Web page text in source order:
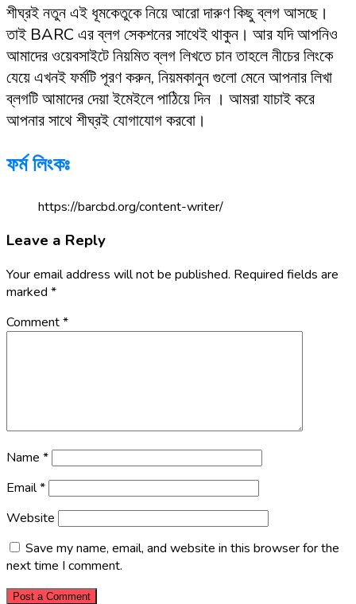
শীঘ্রই নতুন এই ধূমকেতুকে নিয়ে আরো দারুণ কিছু ব্লগ আসছে।
তাই BARC এর ব্লগ সেকশনের সাথেই থাকুন। আর যদি আপনিও
আমাদের ওয়েবসাইটে নিয়মিত ব্লগ লিখতে চান তাহলে নীচের লিংকে
যেয়ে এখনই ফর্মটি পূরণ করুন, নিয়মকানুন গুলো মেনে আপনার লিখা
ব্লগটি আমাদের দেয়া ইমেইলে পাঠিয়ে দিন । আমরা যাচাই করে
আপনার সাথে শীঘ্রই যোগাযোগ করবো।
ফর্ম লিংকঃ
https://barcbd.org/content-writer/
Leave a Reply
Your email address will not be published. Required fields are
marked *
Comment*
Name *
Email*
Website
Save my name, email, and website in this browser for the
next time I comment.